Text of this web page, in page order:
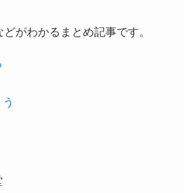
がわかるまとめ記事です。